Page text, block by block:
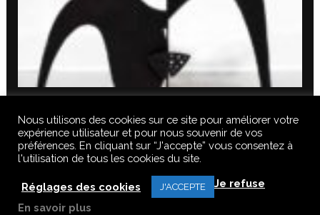
TEXTES, IMAGES, VIDEOS, GRAPHIQUES, SONS DE CE SITE SONT
SOUMISES À DES DROITS D’AUTEURS, REPRODUCTION INTERDITE.
Nous utilisons des cookies sur ce site pour améliorer votre
expérience utilisateur et pour nous souvenir de vos
préférences. En cliquant sur “J'accepte” vous consentez à
l'utilisation de tous les cookies du site.
Réglages des cookies J'ACCEPTE Je refuse
En savoir plus